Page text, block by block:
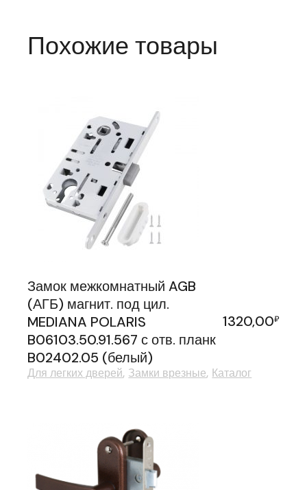
Похожие товары
Замок межкомнатный AGB
(АГБ) магнит. под цил.
MEDIANA POLARIS
B06103.50.91.567 с отв. планк
B02402.05 (белый)
1320,00₽
Для легких дверей Замки врезные Каталог